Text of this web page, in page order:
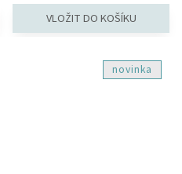
novinka